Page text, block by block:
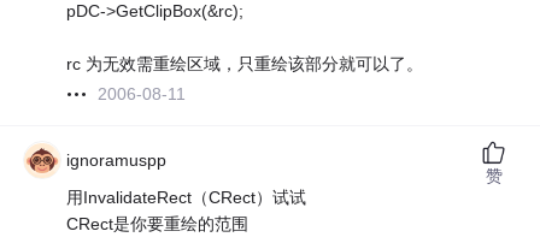
pDC->GetClipBox(&rc);
rc 为无效需重绘区域，只重绘该部分就可以了。
2006-08-11
ignoramuspp
用InvalidateRect（CRect）试试
CRect是你要重绘的范围
赞